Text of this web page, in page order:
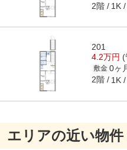
2階 1K
201
4.2万円 (
敷金 0ヶ
2階 1K
エリアの近い物件